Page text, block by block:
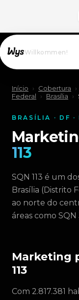
Willkommen!
Início › Cobertura ›
Federal
› Brasília ›
BRASÍLIA · DF ·
113
SQN 113 é um
Brasília (Distrito
ao norte do
áreas como SQN
Marketing
113
Com 2.817.381